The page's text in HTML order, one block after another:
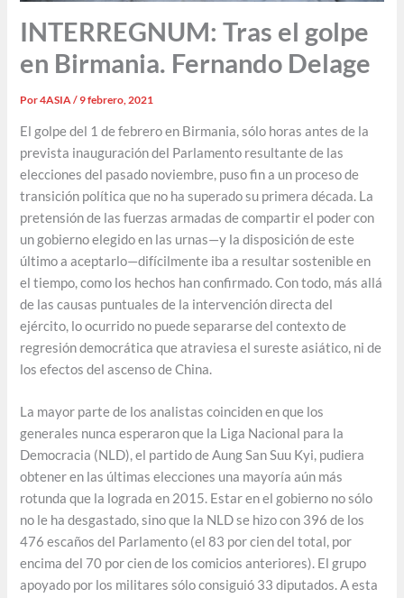
INTERREGNUM: Tras el golpe
en Birmania. Fernando Delage
Por4ASIA/9 febrero, 2021
El golpe del 1 de febrero en Birmania, sólo horas antes de la
prevista inauguración del Parlamento resultante de las
elecciones del pasado noviembre, puso fin a un proceso de
transición política que no ha superado su primera década. La
pretensión de las fuerzas armadas de compartir el poder con
un gobierno elegido en las urnas—y la disposición de este
último a aceptarlo—difícilmente iba a resultar sostenible en
el tiempo, como los hechos han confirmado. Con todo, más allá
de las causas puntuales de la intervención directa del
ejército, lo ocurrido no puede separarse del contexto de
regresión democrática que atraviesa el sureste asiático, ni de
los efectos del ascenso de China.
La mayor parte de los analistas coinciden en que los
generales nunca esperaron que la Liga Nacional para la
Democracia (NLD), el partido de Aung San Suu Kyi, pudiera
obtener en las últimas elecciones una mayoría aún más
rotunda que la lograda en 2015. Estar en el gobierno no sólo
no le ha desgastado, sino que la NLD se hizo con 396 de los
476 escaños del Parlamento (el 83 por cien del total, por
encima del 70 por cien de los comicios anteriores). El grupo
apoyado por los militares sólo consiguió 33 diputados. A esta